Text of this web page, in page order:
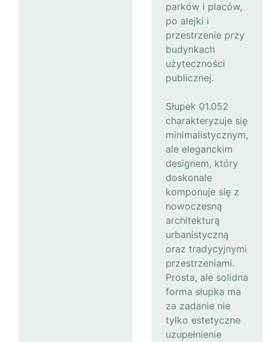
parków i placów,
po alejki i
przestrzenie przy
budynkach
użyteczności
publicznej.
Słupek 01.052
charakteryzuje się
minimalistycznym,
ale eleganckim
designem, który
doskonale
komponuje się z
nowoczesną
architekturą
urbanistyczną
oraz tradycyjnymi
przestrzeniami.
Prosta, ale solidna
forma słupka ma
za zadanie nie
tylko estetyczne
uzupełnienie